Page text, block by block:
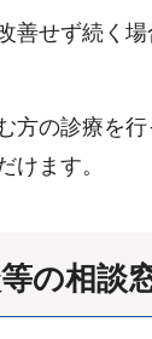
善せず続く
方の診療を
けます。
の相談